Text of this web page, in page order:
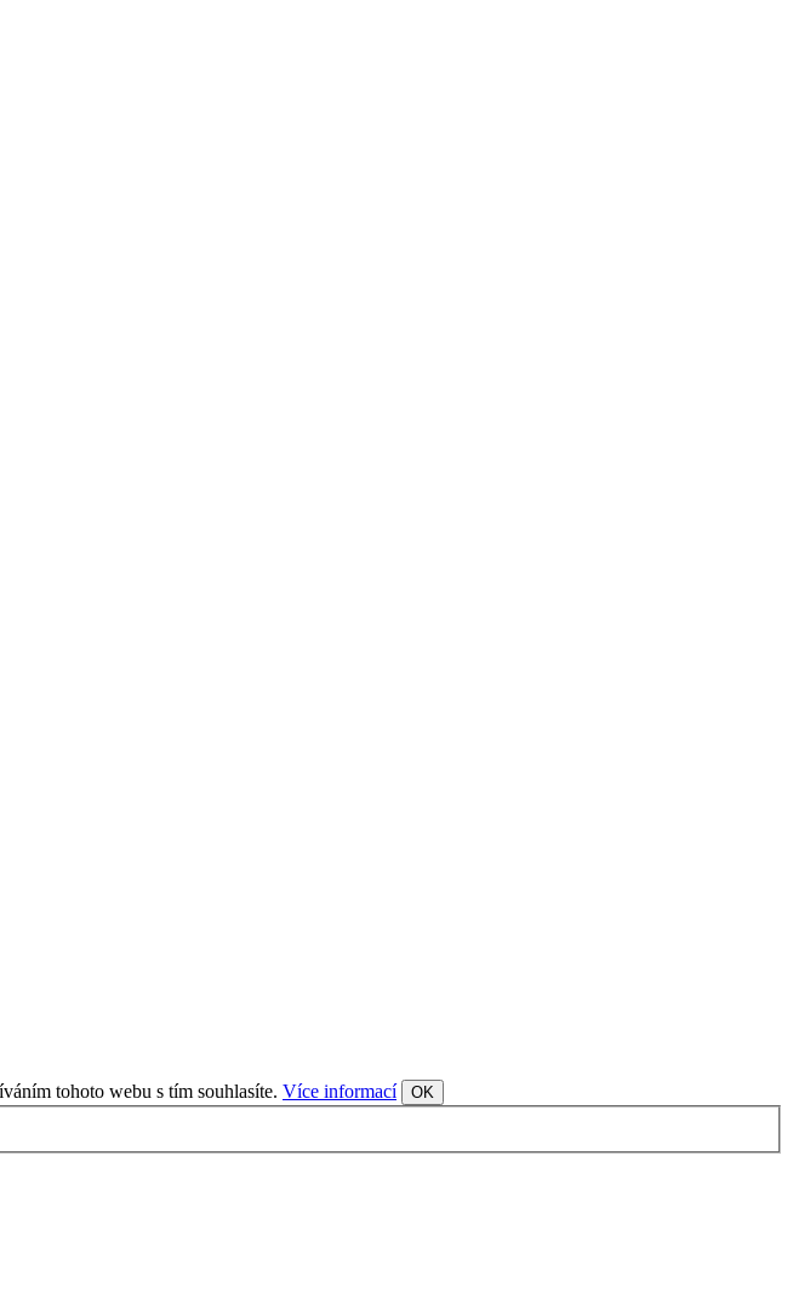
tohoto webu s tím souhlasíte. Více informací OK